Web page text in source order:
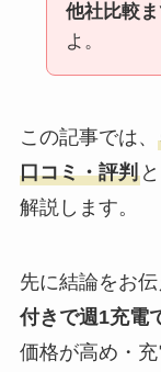
他社比較
よ。
この記事では、
口コミ・評判と
解説します。
先に結論をお伝
付きで週1充電
価格が高め・